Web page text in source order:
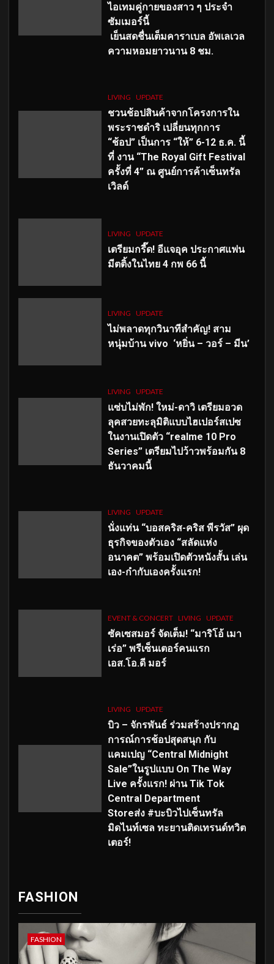
ไอเทมคู่กายของสาว ๆ ประจำ
ซัมเมอร์นี้
เย็นสดชื่นเต็มคาราเบล อัพเลเวล
ความหอมยาวนาน 8 ชม.
LIVING UPDATE
ชวนช้อปสินค้าจากโครงการใน
พระราชดำริ เปลี่ยนทุกการ
“ช้อป” เป็นการ “ให้” 6-12 ธ.ค. นี้
ที่ งาน “The Royal Gift Festival
ครั้งที่ 4” ณ ศูนย์การค้าเซ็นทรัล
เวิลด์
LIVING UPDATE
เตรียมกรี๊ด! อีแจอุค ประกาศแฟน
มีตติ้งในไทย 4 กพ 66 นี้
LIVING UPDATE
ไม่พลาดทุกวินาทีสำคัญ! สาม
หนุ่มบ้าน vivo ‘หยิ่น – วอร์ – มีน’
LIVING UPDATE
แซ่บไม่พัก! ใหม่-ดาวิ เตรียมอวด
ลุคสวยทะลุมิติแบบไฮเปอร์สเปซ
ในงานเปิดตัว “realme 10 Pro
Series” เตรียมไปว้าวพร้อมกัน 8
ธันวาคมนี้
LIVING UPDATE
นั่งแท่น “บอสคริส-คริส พีรวัส” ผุด
ธุรกิจของตัวเอง “สลัดแห่ง
อนาคต” พร้อมเปิดตัวหนังสั้น เล่น
เอง-กำกับเองครั้งแรก!
EVENT & CONCERT LIVING UPDATE
ซัคเซสมอร์ จัดเต็ม! “มาริโอ้ เมา
เร่อ” พรีเซ็นเตอร์คนแรก
เอส.โอ.ดี มอร์
LIVING UPDATE
บิว – จักรพันธ์ ร่วมสร้างปรากฏ
การณ์การช้อปสุดสนุก กับ
แคมเปญ “Central Midnight
Sale”ในรูปแบบ On The Way
Live ครั้งแรก! ผ่าน Tik Tok
Central Department
Storeส่ง #บะบิวไปเซ็นทรัล
มิดไนท์เซล ทะยานติดเทรนด์ทวิต
เตอร์!
FASHION
FASHION